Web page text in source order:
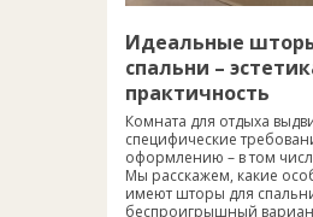
Идеальные
спальни –
практичность
Комната для отдыха
специфические
оформлению – в том
Мы расскажем, какие
имеют шторы для
беспроигрышный